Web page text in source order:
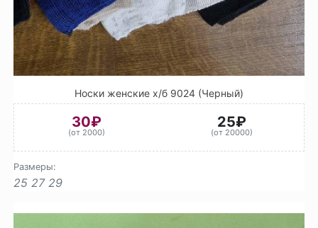
Носки женские х/б 9024 (Черный)
30₽
(от 2000)
25₽
(от 20000)
Размеры:
25 27 29